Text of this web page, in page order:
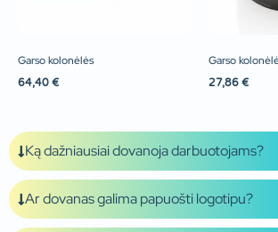
Garso kolonėlės
64,40 €
Garso
27,86 €
Ką dažniausiai dovanoja darbuotojams?
Ar dovanas galima papuošti logotipu?